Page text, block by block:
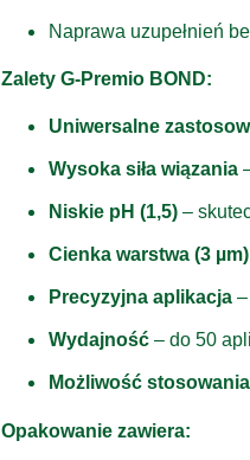
Naprawa uzupełnień
Zalety G-Premio BOND:
Uniwersalne
Wysoka siła wiązania
Niskie pH (1,5)–
Cienka warstwa (3 µm)
Precyzyjna aplikacja–
Wydajność– do 50
Możliwość
Opakowanie zawiera: